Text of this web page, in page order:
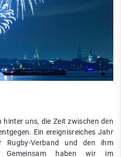
hinter uns, die Zeit zwischen den
Ein ereignisreiches Jahr
Rugby-Verband und den ihm
Gemeinsam haben wir im